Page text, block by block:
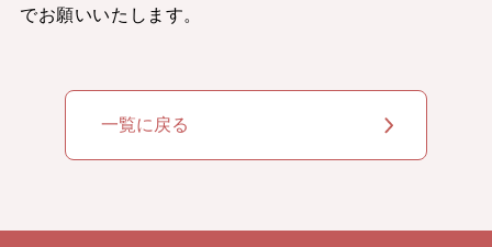
でお願いいたします。
一覧に戻る